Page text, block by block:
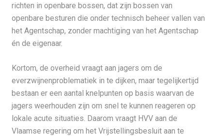
richten in openbare bossen, dat zijn bossen van
openbare besturen die onder technisch beheer vallen van
het Agentschap, zonder machtiging van het Agentschap
én de eigenaar.
Kortom, de overheid vraagt aan jagers om de
everzwijnenproblematiek in te dijken, maar tegelijkertijd
bestaan er een aantal knelpunten op basis waarvan de
jagers weerhouden zijn om snel te kunnen reageren op
lokale acute situaties. Daarom vraagt HVV aan de
Vlaamse regering om het Vrijstellingsbesluit aan te